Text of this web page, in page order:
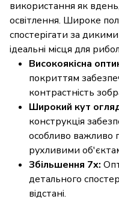
використання як
освітлення. Широке
спостерігати за
ідеальні місця для
Високоякісна
покриттям
контрастність
Широкий кут
конструкція
особливо важливо
рухливими
Збільшення 7x:
детального
відстані.